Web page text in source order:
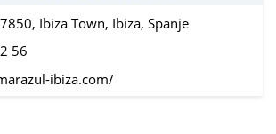
Ibiza Town, Ibiza, Spanje
56
ibiza.com/